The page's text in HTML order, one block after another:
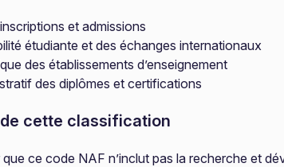
et admissions
étudiante et des échanges internationaux
des établissements d’enseignement
des diplômes et certifications
cette classification
ce code NAF n’inclut pas la recherche et